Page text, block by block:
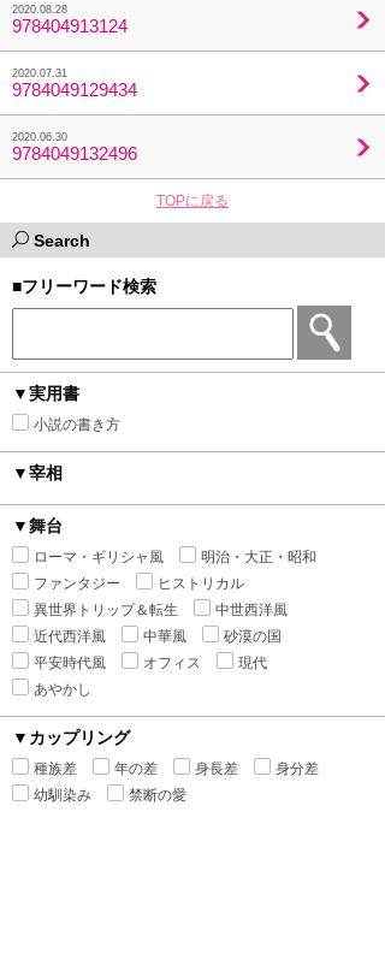
2020.08.28
978404913124
2020.07.31
9784049129434
2020.06.30
9784049132496
TOPに戻る
Search
■フリーワード検索
▼実用書
小説の書き方
▼宰相
▼舞台
ローマ・ギリシャ風
明治・大正・昭和
ファンタジー
ヒストリカル
異世界トリップ＆転生
中世西洋風
近代西洋風
中華風
砂漠の国
平安時代風
オフィス
現代
あやかし
▼カップリング
種族差 年の差 身長差
身分差
幼馴染み
禁断の愛